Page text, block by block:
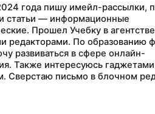
года пишу имейл-рассылки,
статьи — информационные
Прошел Учебку в
редакторами. По образованию
развиваться в сфере онлайн-
Также интересуюсь гаджетами
Сверстаю письмо в блочном